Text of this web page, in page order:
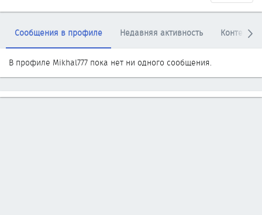
Сообщения в профиле Недавняя активность Контент
В профиле Mikhal777 пока нет ни одного сообщения.